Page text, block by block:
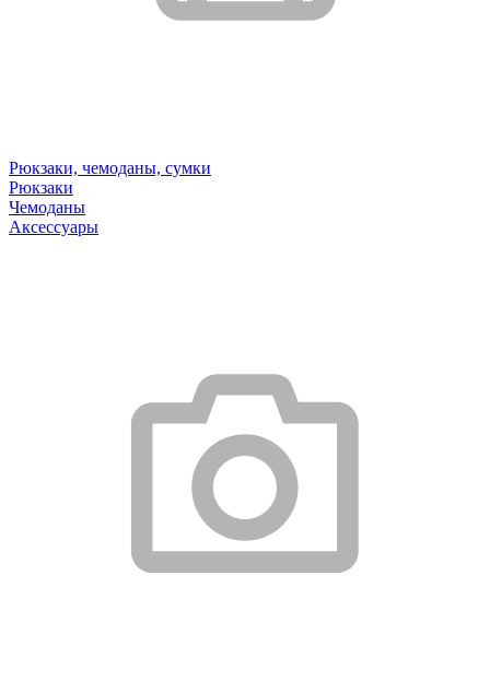
Рюкзаки, чемоданы, сумки
Рюкзаки
Чемоданы
Аксессуары